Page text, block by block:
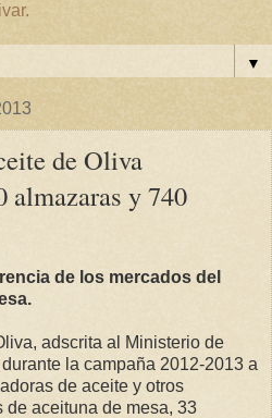
▼
de Oliva
almazaras y 740
de los mercados del
adscrita al Ministerio de
la campaña 2012-2013 a
de aceite y otros
de aceituna de mesa, 33